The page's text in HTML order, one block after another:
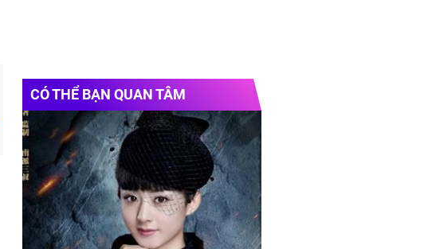
CÓ THỂ BẠN QUAN TÂM